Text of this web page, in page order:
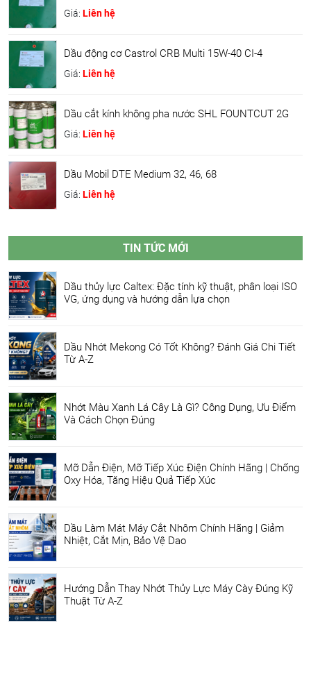
Giá: Liên hệ
Dầu động cơ Castrol CRB Multi 15W-40 CI-4
Giá: Liên hệ
Dầu cắt kính không pha nước SHL FOUNTCUT 2G
Giá: Liên hệ
Dầu Mobil DTE Medium 32, 46, 68
Giá: Liên hệ
TIN TỨC MỚI
Dầu thủy lực Caltex: Đặc tính kỹ thuật, phân loại ISO
VG, ứng dụng và hướng dẫn lựa chọn
Dầu Nhớt Mekong Có Tốt Không? Đánh Giá Chi Tiết
Từ A-Z
Nhớt Màu Xanh Lá Cây Là Gì? Công Dụng, Ưu Điểm
Và Cách Chọn Đúng
Mỡ Dẫn Điện, Mỡ Tiếp Xúc Điện Chính Hãng | Chống
Oxy Hóa, Tăng Hiệu Quả Tiếp Xúc
Dầu Làm Mát Máy Cắt Nhôm Chính Hãng | Giảm
Nhiệt, Cắt Mịn, Bảo Vệ Dao
Hướng Dẫn Thay Nhớt Thủy Lực Máy Cày Đúng Kỹ
Thuật Từ A-Z